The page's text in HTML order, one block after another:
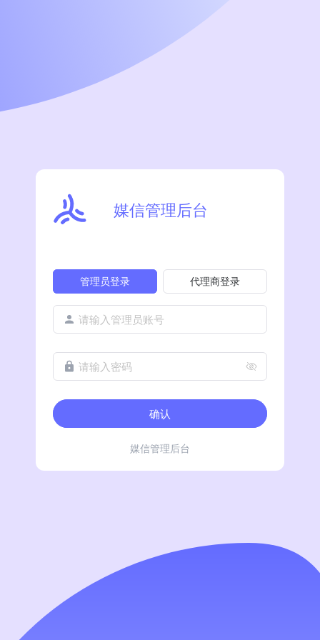
媒信管理后台
管理员登录 代理商登录
请输入管理员账号
请输入密码
确认
媒信管理后台